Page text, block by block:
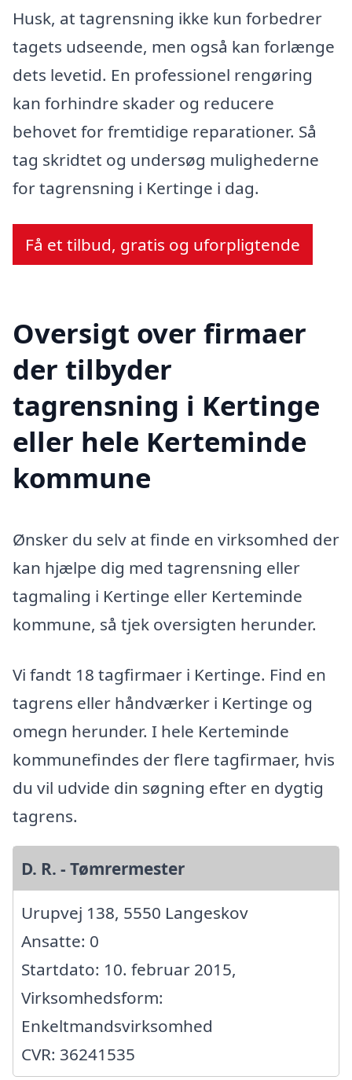
Husk, at tagrensning ikke kun forbedrer
tagets udseende, men også kan forlænge
dets levetid. En professionel rengøring
kan forhindre skader og reducere
behovet for fremtidige reparationer. Så
tag skridtet og undersøg mulighederne
for tagrensning i Kertinge i dag.
Få et tilbud, gratis og uforpligtende
Oversigt over firmaer
der tilbyder
tagrensning i Kertinge
eller hele Kerteminde
kommune
Ønsker du selv at finde en virksomhed der
kan hjælpe dig med tagrensning eller
tagmaling i Kertinge eller Kerteminde
kommune, så tjek oversigten herunder.
Vi fandt 18 tagfirmaer i Kertinge. Find en
tagrens eller håndværker i Kertinge og
omegn herunder. I hele Kerteminde
kommunefindes der flere tagfirmaer, hvis
du vil udvide din søgning efter en dygtig
tagrens.
D. R. - Tømrermester
Urupvej 138, 5550 Langeskov
Ansatte: 0
Startdato: 10. februar 2015,
Virksomhedsform:
Enkeltmandsvirksomhed
CVR: 36241535